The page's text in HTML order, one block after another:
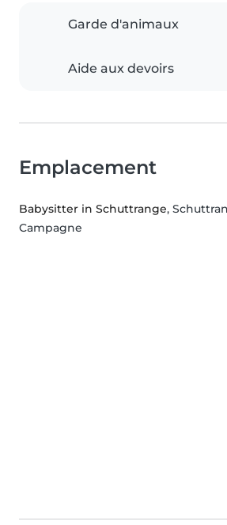
Garde d'animaux
Aide aux devoirs
Emplacement
Babysitter in Schuttrange,
Campagne